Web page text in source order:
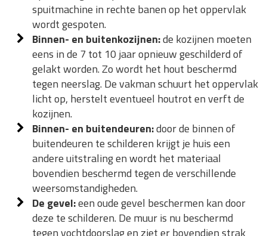
spuitmachine in rechte banen op het oppervlak
wordt gespoten.
Binnen- en buitenkozijnen:de kozijnen moeten
eens in de 7 tot 10 jaar opnieuw geschilderd of
gelakt worden. Zo wordt het hout beschermd
tegen neerslag. De vakman schuurt het oppervlak
licht op, herstelt eventueel houtrot en verft de
kozijnen.
Binnen- en buitendeuren:door de binnen of
buitendeuren te schilderen krijgt je huis een
andere uitstraling en wordt het materiaal
bovendien beschermd tegen de verschillende
weersomstandigheden.
De gevel:een oude gevel beschermen kan door
deze te schilderen. De muur is nu beschermd
tegen vochtdoorslag en ziet er bovendien strak